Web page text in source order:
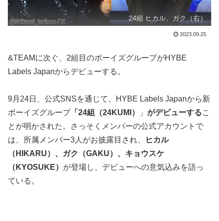
24組 ヒカル、ガク（右）
2023.09.25
&TEAMに次ぐ、2組目のボーイズグループがHYBE
Labels Japanからデビューする。
9月24日、公式SNSを通じて、HYBE Labels Japanから新
ボーイズグループ「24組（24KUMI） 」 がデビューするこ
とが明かされた。さっそくメンバーの公式アカウントで
は、所属メンバー3人がお披露目され、
ヒカル
（HIKARU）、ガク（GAKU）、キョウスケ
（KYOSUKE） が登場し、デビューへの意気込みを語っ
ている。